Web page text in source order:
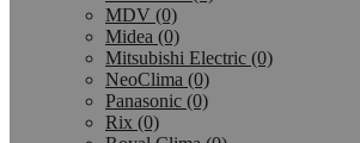
MDV (0)
Midea (0)
Mitsubishi Electric (0)
NeoClima (0)
Panasonic (0)
Rix (0)